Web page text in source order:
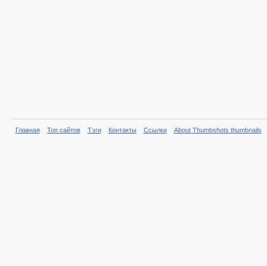
Главная Топ сайтов Тэги Контакты Ссылки About Thumbshots thumbnails